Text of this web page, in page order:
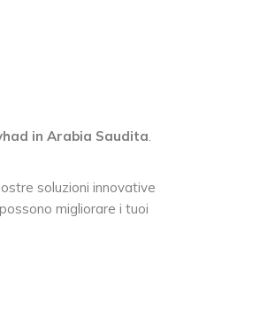
in Arabia Saudita.
soluzioni innovative
migliorare i tuoi